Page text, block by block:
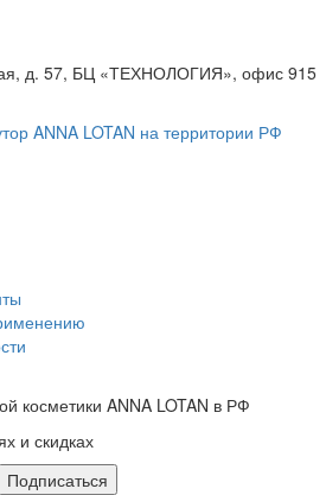
д. 57, БЦ «ТЕХНОЛОГИЯ», офис 915
косметики ANNA LOTAN в РФ
и скидках
Подписаться